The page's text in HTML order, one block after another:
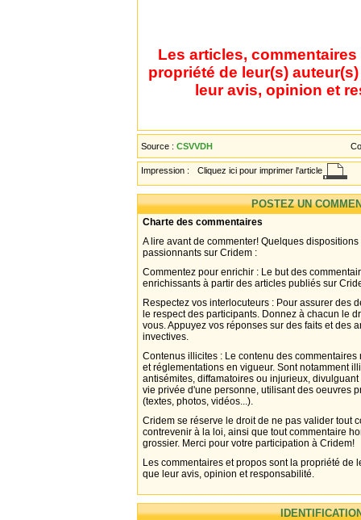
Les articles,
propriété de leur(s)
leur avis, opinion et
Source : CSVVDH
Impression : Cliquez ici pour imprimer l'article
POSTEZ UN
Charte des commentaires
A lire avant de commenter! Quelques
passionnants sur Cridem :
Commentez pour enrichir : Le but des
enrichissants à partir des articles publiés sur
Respectez vos interlocuteurs : Pour assurer des
le respect des participants. Donnez à chacun le
vous. Appuyez vos réponses sur des faits et des
invectives.
Contenus illicites : Le contenu des
et réglementations en vigueur. Sont notamment
antisémites, diffamatoires ou injurieux,
vie privée d'une personne, utilisant des oeuvres
(textes, photos, vidéos...).
Cridem se réserve le droit de ne pas valider tout
contrevenir à la loi, ainsi que tout commentaire
grossier. Merci pour votre participation à Cridem!
Les commentaires et propos sont la propriété de
que leur avis, opinion et responsabilité.